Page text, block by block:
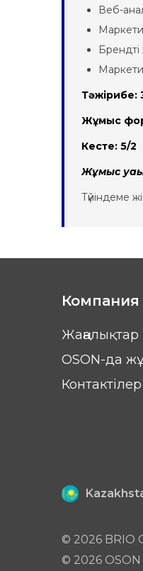
Веб-
Тәжірибе:
Жұмыс
Кесте: 5/2
Жұмыс
Түйіндеме
Компания
Жаңалықтар
OSON-да
Контактілер
© 2026 BRIO
© 2026